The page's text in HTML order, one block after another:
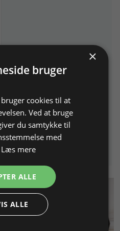
×
bruger
cookies til at
Ved at bruge
du samtykke til
med
Læs mere
ALLE
ALLE